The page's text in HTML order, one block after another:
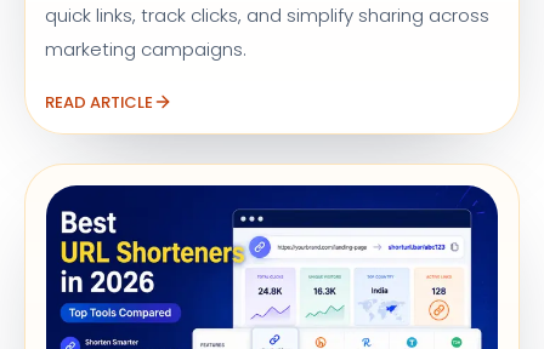
quick links, track clicks, and simplify sharing across
marketing campaigns.
READ ARTICLE